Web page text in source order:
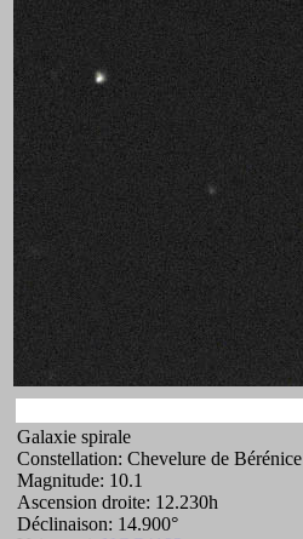
Galaxie spirale
Constellation: Chevelure de Bérénice
Magnitude: 10.1
Ascension droite: 12.230h
Déclinaison: 14.900°